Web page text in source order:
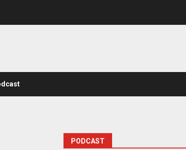
PODCAST